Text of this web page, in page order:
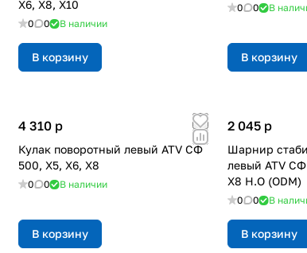
X6, X8, X10
0 0 В наличии
В корзину
0 0 В
В корзину
4 310 p
Кулак поворотный левый ATV СФ
500, X5, X6, X8
0 0 В наличии
В корзину
2 045 p
Шарнир
левый ATV СФ
X8 H.O (ODM)
0 0 В
В корзину